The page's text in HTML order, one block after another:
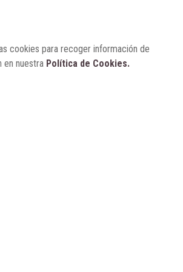
ENTRE BASTIDORES
Real Academia Nacional de
cookies para recoger información de
en nuestra Política de Cookies.